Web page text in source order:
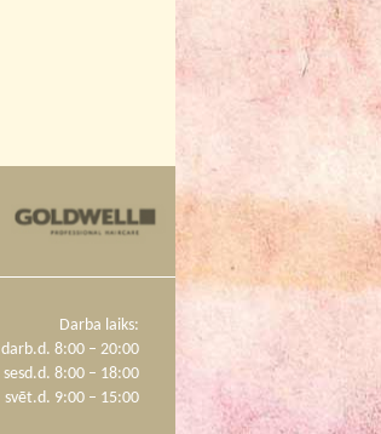
Darba laiks:
darb.d. 8:00 – 20:00
sesd.d. 8:00 – 18:00
svēt.d. 9:00 – 15:00